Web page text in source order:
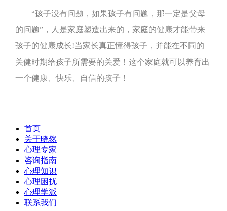
“孩子没有问题，如果孩子有问题，那一定是父母
的问题” ，人是家庭塑造出来的，家庭的健康才能带来
孩子的健康成长!当家长真正懂得孩子，并能在不同的
关健时期给孩子所需要的关爱！这个家庭就可以养育出
一个健康、快乐、自信的孩子！
首页
关于晓然
心理专家
咨询指南
心理知识
心理困扰
心理学派
联系我们